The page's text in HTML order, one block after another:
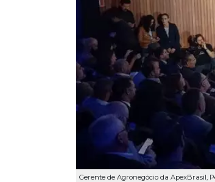
Gerente de Agronegócio da ApexBrasil,